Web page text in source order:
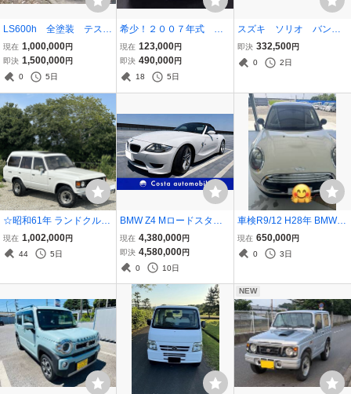
LS600h 全塗装 テスラ
ナビ 絶好調
現在 1,000,000円
即決 1,500,000円
0
5日
希少！２００７年式 ボ
ルボ XC９０SPORT
世界１５０台限定車 そ
のなかでもレアなパッシ
ョンレッド 車検８年１
現在 123,000円
即決 490,000円
18
5日
スズキ ソリオ バンデ
ィット 車検取り立て（R
10年5月24日まで）フル
セグTV、バックカメラ、
即決 332,500円
0
2日
☆昭和61年 ランドクルー
ザー60 4.0 VX ハイルーフ
ディーゼルターボ 4WD☆
現在 1,002,000円
44
5日
BMW Z4 Mロードスター
3.2 6MT 2008 S54型 343
馬力 直6 アルピンホワイ
ト 禁煙車 記録簿多数 屋内
現在 4,380,000円
即決 4,580,000円
0
10日
車検R9/12 H28年 BMW M
INI クーパーD 8.9万km デ
ィーゼルターボ 絶好調
現在 650,000円
0
3日
NEW